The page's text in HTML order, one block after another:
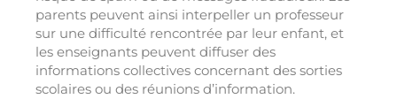
parents peuvent ainsi interpeller un professeur
sur une difficulté rencontrée par leur enfant, et
les enseignants peuvent diffuser des
informations collectives concernant des sorties
scolaires ou des réunions d’information.